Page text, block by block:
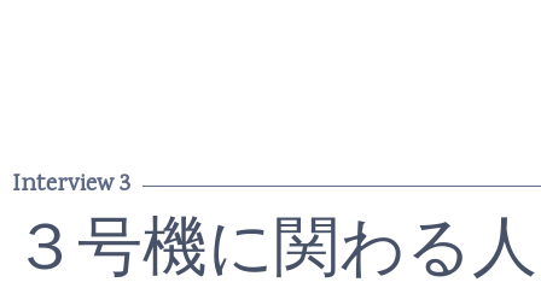
Interview 3
３号機に関わる